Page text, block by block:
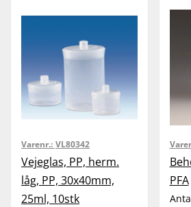
Varenr.: VL80342
Vejeglas, PP, herm.
låg, PP, 30x40mm,
25ml, 10stk
PFA